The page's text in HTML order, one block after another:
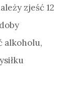
zjeść 12
alkoholu,